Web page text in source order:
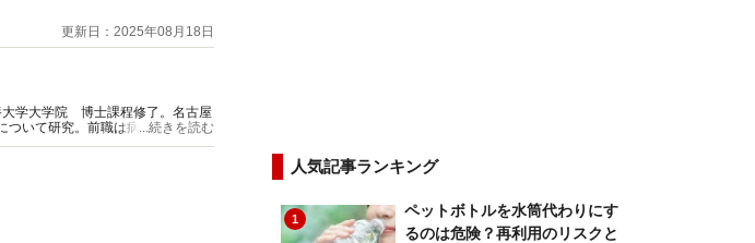
更新日：2025年08月18日
学大学院 博士課程修了。名古屋
ついて研究。前職は病院栄養科責
...続きを読む
人気記事ランキング
1
ペットボトルを水筒代わりにす
るのは危険？再利用のリスクと